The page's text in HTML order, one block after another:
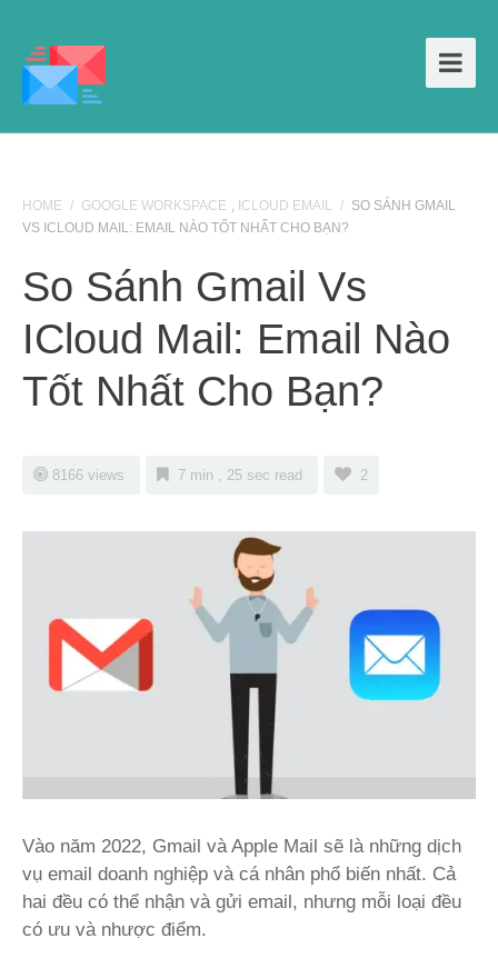
HOME / GOOGLE WORKSPACE , ICLOUD EMAIL / SO SÁNH GMAIL
VS ICLOUD MAIL: EMAIL NÀO TỐT NHẤT CHO BẠN?
So Sánh Gmail Vs
ICloud Mail: Email Nào
Tốt Nhất Cho Bạn?
8166 views 7 min , 25 sec read 2
Vào năm 2022, Gmail và Apple Mail sẽ là những dịch
vụ email doanh nghiệp và cá nhân phổ biến nhất. Cả
hai đều có thể nhận và gửi email, nhưng mỗi loại đều
có ưu và nhược điểm.